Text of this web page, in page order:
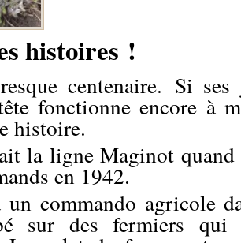
histoires !
centenaire. Si
fonctionne encore à
histoire.
la ligne Maginot
en 1942.
un commando agricole
sur des fermiers qui